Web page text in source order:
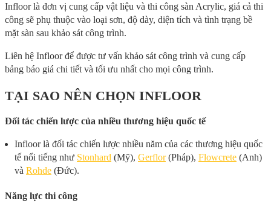
Infloor là đơn vị cung cấp vật liệu và thi công sàn Acrylic, giá cả thi
công sẽ phụ thuộc vào loại sơn, độ dày, diện tích và tình trạng bề
mặt sàn sau khảo sát công trình.
Liên hệ Infloor để được tư vấn khảo sát công trình và cung cấp
bảng báo giá chi tiết và tối ưu nhất cho mọi công trình.
TẠI SAO NÊN CHỌN INFLOOR
Đối tác chiến lược của nhiều thương hiệu quốc tế
Infloor là đối tác chiến lược nhiều năm của các thương hiệu quốc
tế nổi tiếng như Stonhard (Mỹ), Gerflor(Pháp), Flowcrete (Anh)
và Rohde (Đức).
Năng lực thi công